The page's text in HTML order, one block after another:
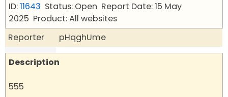
ID:11643 Status: Open Report Date: 15 May
2025 Product: All websites
Reporter
pHqghUme
Description
555